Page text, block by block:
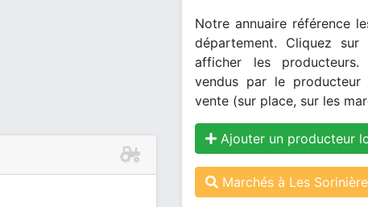
Notre annuaire référence
département. Cliquez
afficher les
vendus par le
vente (sur place, sur les
Ajouter un producteur
Marchés à Les